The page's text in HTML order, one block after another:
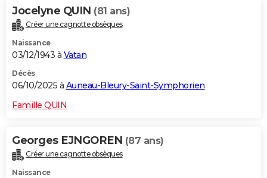
Jocelyne QUIN (81 ans)
Créer une cagnotte obsèques
Naissance
03/12/1943 à Vatan
Décès
06/10/2025 à Auneau-Bleury-Saint-Symphorien
Famille QUIN
Georges EJNGOREN (87 ans)
Créer une cagnotte obsèques
Naissance